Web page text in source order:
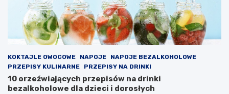
KOKTAJLE OWOCOWE NAPOJE
NAPOJE BEZALKOHOLOWE
PRZEPISY KULINARNE
PRZEPISY NA DRINKI
10 orzeźwiających przepisów na drinki
bezalkoholowe dla dzieci i dorosłych